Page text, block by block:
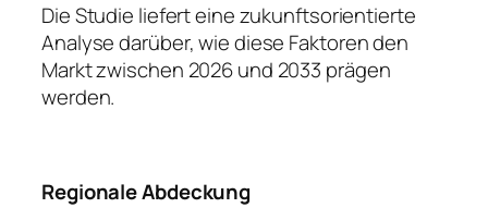
Die Studie liefert eine zukunftsorientierte
Analyse darüber, wie diese Faktoren den
Markt zwischen 2026 und 2033 prägen
werden.
Regionale Abdeckung